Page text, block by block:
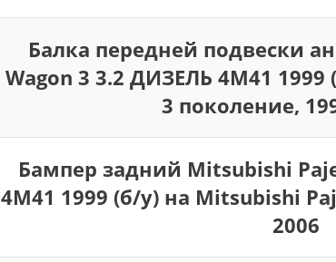
Балка передней подвески
Wagon 3 3.2 ДИЗЕЛЬ 4M41
3 поколение,
Бампер задний Mitsubishi
4M41 1999 (б/у) на Mitsubishi
2006